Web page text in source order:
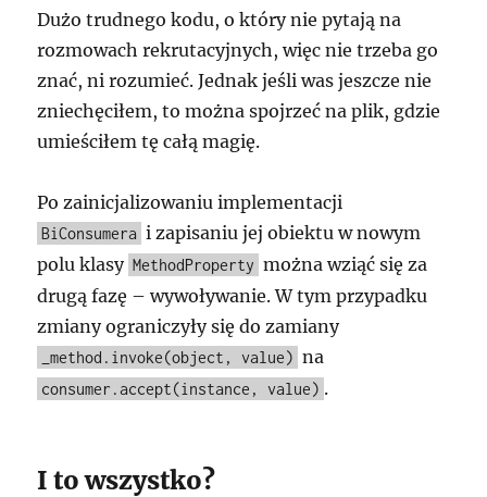
Dużo trudnego kodu, o który nie pytają na
rozmowach rekrutacyjnych, więc nie trzeba go
znać, ni rozumieć. Jednak jeśli was jeszcze nie
zniechęciłem, to można spojrzeć na plik, gdzie
umieściłem tę całą magię.
Po zainicjalizowaniu implementacji
BiConsumera i zapisaniu jej obiektu w nowym
polu klasy MethodProperty można wziąć się za
drugą fazę – wywoływanie. W tym przypadku
zmiany ograniczyły się do zamiany
_method.invoke(object, value) na
consumer.accept(instance, value) .
I to wszystko?